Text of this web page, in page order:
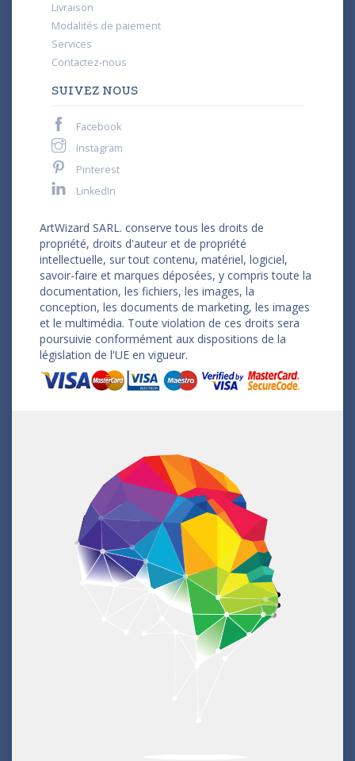
Livraison
Modalités de paiement
Services
Contactez-nous
SUIVEZ NOUS
Facebook
Instagram
Pinterest
LinkedIn
ArtWizard SARL. conserve tous les droits de
propriété, droits d'auteur et de propriété
intellectuelle, sur tout contenu, matériel, logiciel,
savoir-faire et marques déposées, y compris toute la
documentation, les fichiers, les images, la
conception, les documents de marketing, les images
et le multimédia. Toute violation de ces droits sera
poursuivie conformément aux dispositions de la
législation de l'UE en vigueur.